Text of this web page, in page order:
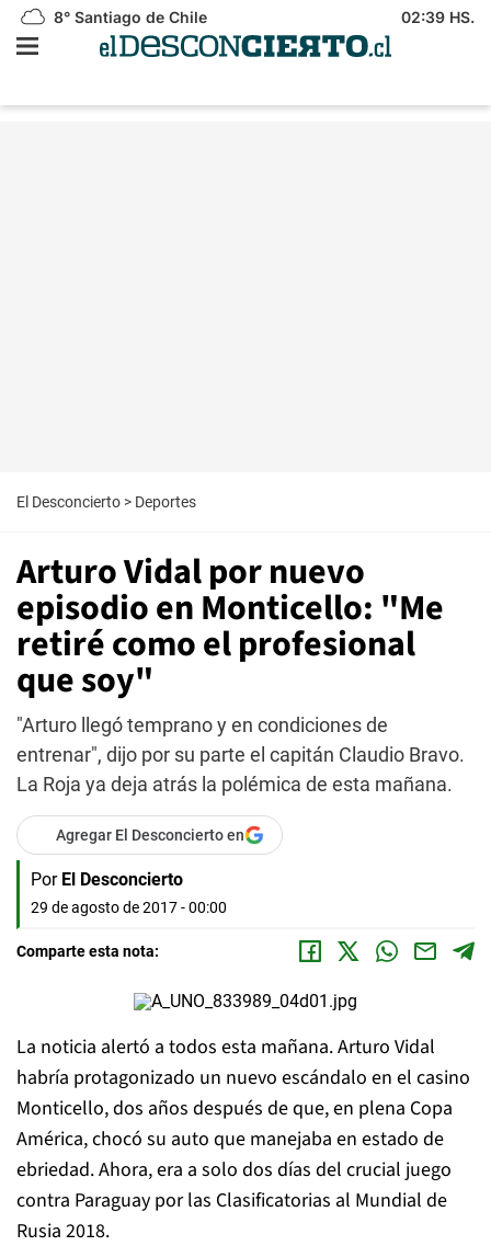
8° Santiago de Chile 02:39 HS.
El Desconcierto > Deportes
Arturo Vidal por nuevo
episodio en Monticello: "Me
retiré como el profesional
que soy"
"Arturo llegó temprano y en condiciones de
entrenar", dijo por su parte el capitán Claudio Bravo.
La Roja ya deja atrás la polémica de esta mañana.
Agregar El Desconcierto en
Por El Desconcierto
29 de agosto de 2017 - 00:00
Comparte esta nota:
La noticia alertó a todos esta mañana. Arturo Vidal
habría protagonizado un nuevo escándalo en el casino
Monticello, dos años después de que, en plena Copa
América, chocó su auto que manejaba en estado de
ebriedad. Ahora, era a solo dos días del crucial juego
contra Paraguay por las Clasificatorias al Mundial de
Rusia 2018.